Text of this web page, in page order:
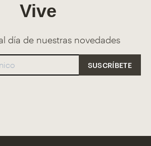
Vive
día de nuestras novedades